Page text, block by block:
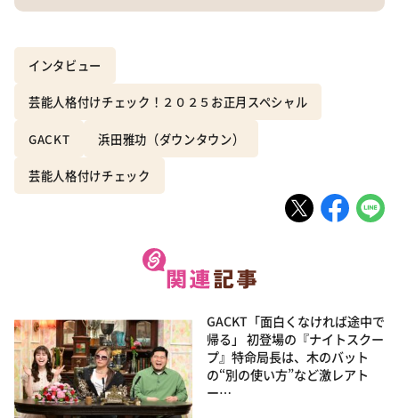
インタビュー
芸能人格付けチェック！２０２５お正月スペシャル
GACKT 浜田雅功（ダウンタウン）
芸能人格付けチェック
GACKT「面白くなければ途中で
帰る」 初登場の『ナイトスクー
プ』特命局長は、木のバット
の“別の使い方”など激レアト
ー…